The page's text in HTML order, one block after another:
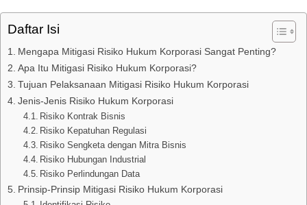
Daftar Isi
Mengapa Mitigasi Risiko Hukum Korporasi Sangat Penting?
Apa Itu Mitigasi Risiko Hukum Korporasi?
Tujuan Pelaksanaan Mitigasi Risiko Hukum Korporasi
Jenis-Jenis Risiko Hukum Korporasi
Risiko Kontrak Bisnis
Risiko Kepatuhan Regulasi
Risiko Sengketa dengan Mitra Bisnis
Risiko Hubungan Industrial
Risiko Perlindungan Data
Prinsip-Prinsip Mitigasi Risiko Hukum Korporasi